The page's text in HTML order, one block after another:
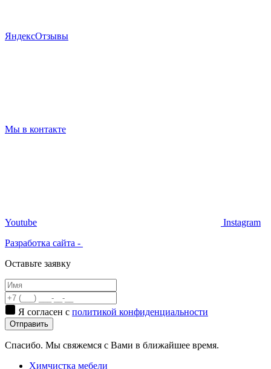
ЯндексОтзывы
Мы в контакте
Youtube
Instagram
Разработка сайта -
Оставьте заявку
Я согласен с политикой конфиденциальности
Отправить
Спасибо. Мы свяжемся с Вами в ближайшее время.
Химчистка мебели